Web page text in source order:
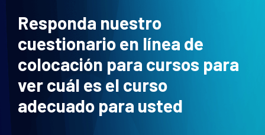
Responda nuestro
cuestionario en línea de
colocación para cursos para
ver cuál es el curso
adecuado para usted